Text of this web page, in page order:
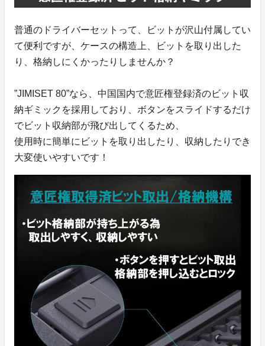
普通のドライバーセットって、ビットが沢山付属してい
て便利ですが、ケースの構造上、ビットを取り出した
り、格納しにくかったりしませんか？
”JIMISET 80”なら、中国国内で意匠権登録済のビット収
納ギミックを採用しており、ボタンをスライドするだけ
でビット収納部が飛び出してくるため、
使用時に簡単にビットを取り出したり、収納したりでき
大変使いやすいです！